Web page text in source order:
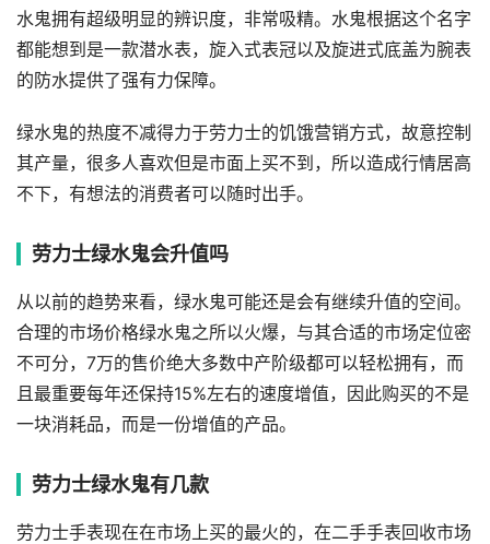
水鬼拥有超级明显的辨识度，非常吸精。水鬼根据这个名字
都能想到是一款潜水表，旋入式表冠以及旋进式底盖为腕表
的防水提供了强有力保障。
绿水鬼的热度不减得力于劳力士的饥饿营销方式，故意控制
其产量，很多人喜欢但是市面上买不到，所以造成行情居高
不下，有想法的消费者可以随时出手。
劳力士绿水鬼会升值吗
从以前的趋势来看，绿水鬼可能还是会有继续升值的空间。
合理的市场价格绿水鬼之所以火爆，与其合适的市场定位密
不可分，7万的售价绝大多数中产阶级都可以轻松拥有，而
且最重要每年还保持15%左右的速度增值，因此购买的不是
一块消耗品，而是一份增值的产品。
劳力士绿水鬼有几款
劳力士手表现在在市场上买的最火的，在二手手表回收市场